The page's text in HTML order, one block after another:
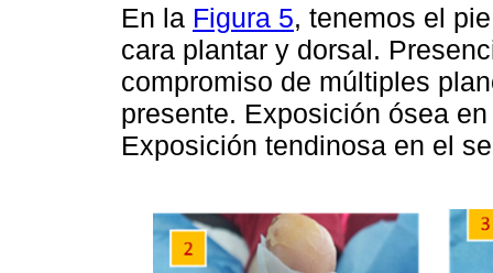
En la Figura 5, tenemos el
cara plantar y dorsal.
compromiso de múltiples
presente. Exposición ósea
Exposición tendinosa en el